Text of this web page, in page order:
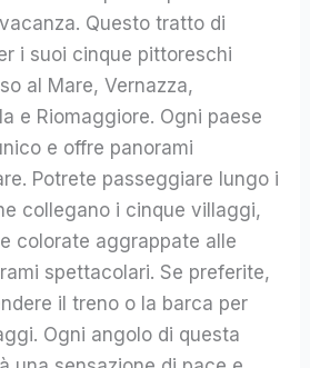
Questo tratto di
i suoi cinque pittoreschi
al Mare, Vernazza,
e Riomaggiore. Ogni paese
e offre panorami
Potrete passeggiare lungo i
collegano i cinque villaggi,
colorate aggrappate alle
spettacolari. Se preferite,
il treno o la barca per
Ogni angolo di questa